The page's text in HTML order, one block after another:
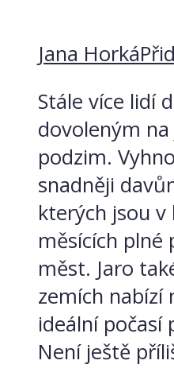
Jana Horká
Stále více lidí
dovoleným
podzim.
snadněji
kterých jsou v
měsících plné
měst. Jaro
zemích nabízí
ideální počasí
Není ještě